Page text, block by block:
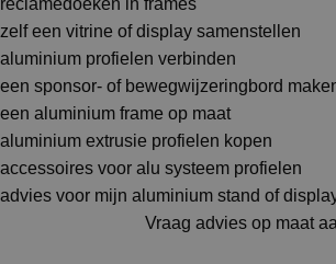
reclamedoeken in frames
zelf een vitrine of display samenstellen
aluminium profielen verbinden
een sponsor- of bewegwijzeringbord
een aluminium frame op maat
aluminium extrusie profielen kopen
accessoires voor alu systeem profielen
advies voor mijn aluminium stand of
Vraag advies op maat